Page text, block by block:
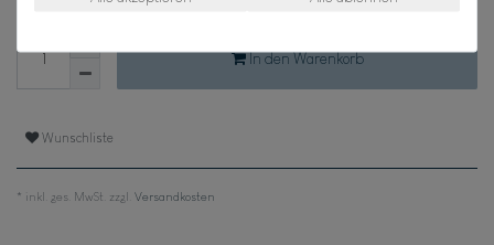
In den Warenkorb
Wunschliste
* inkl. ges. MwSt. zzgl. Versandkosten